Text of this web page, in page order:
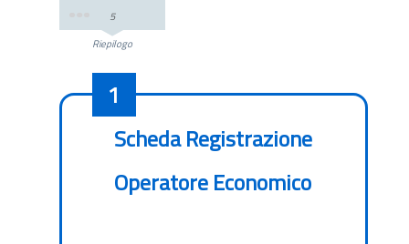
5
Riepilogo
Registrazione
Economico
1
Scheda Registrazione
Operatore Economico